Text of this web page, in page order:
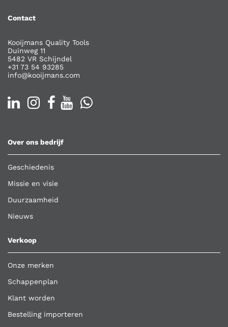
Contact
Kooijmans Quality Tools
Duinweg 11
5482 VR Schijndel
+31 73 54 93285
info@kooijmans.com
Over ons bedrijf
Geschiedenis
Missie en visie
Duurzaamheid
Nieuws
Verkoop
Onze merken
Schappenplan
Klant worden
Bestelling importeren